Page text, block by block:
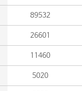
89532
26601
11460
5020